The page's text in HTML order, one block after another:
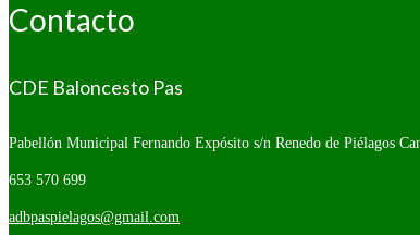
Contacto
CDE Baloncesto Pas
Pabellón Municipal Fernando Expósito s/n Renedo de Piélagos
653 570 699
adbpaspielagos@gmail.com